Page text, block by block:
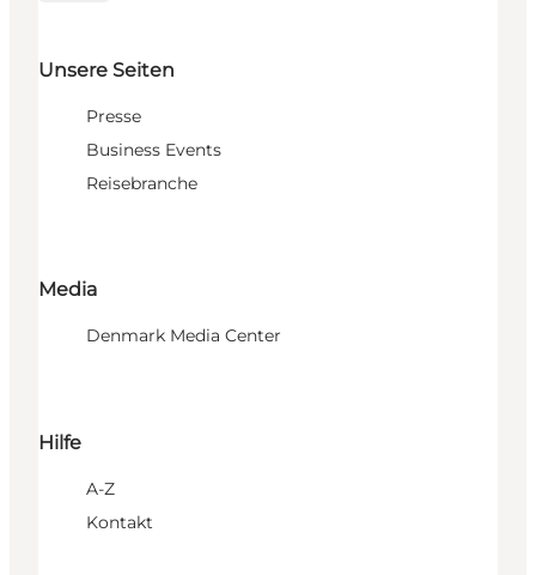
Unsere Seiten
Presse
Business Events
Reisebranche
Media
Denmark Media Center
Hilfe
A-Z
Kontakt